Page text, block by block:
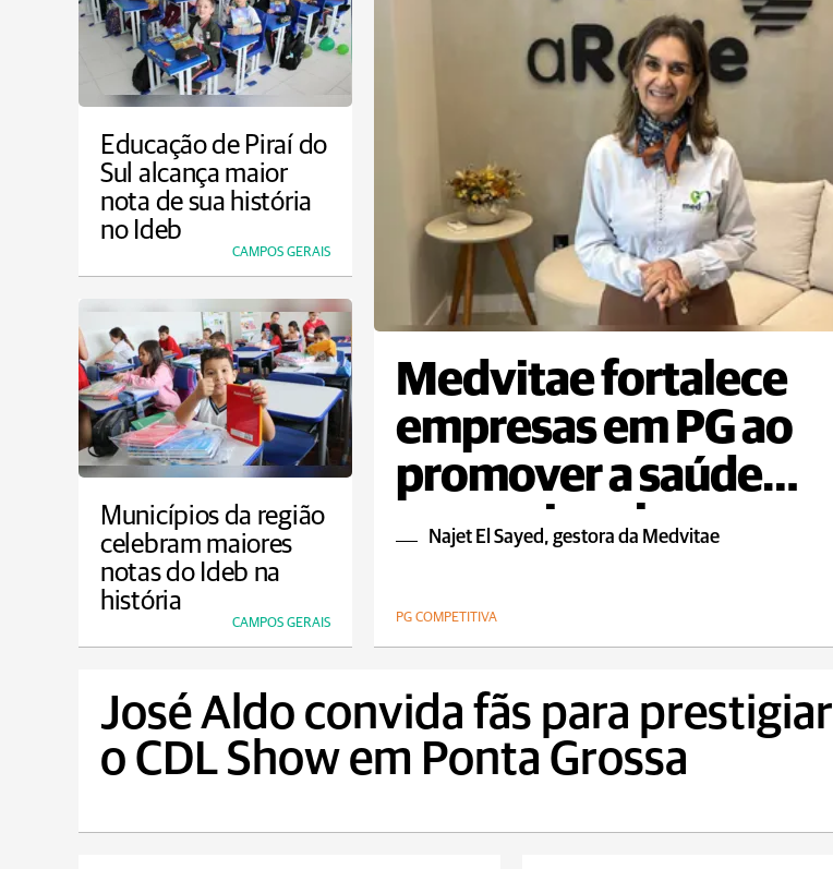
Educação de Piraí do
Sul alcança maior
nota de sua história
no Ideb
CAMPOS GERAIS
Medvitae fortalece
empresas em PG ao
promover a saúde
ocupacional
Najet El Sayed, gestora da Medvitae
PG COMPETITIVA
Municípios da região
celebram maiores
notas do Ideb na
história
CAMPOS GERAIS
José Aldo convida fãs para prestigiar
o CDL Show em Ponta Grossa